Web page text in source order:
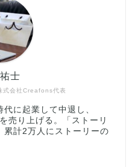
式会社Creafons代表
士
に起業して中退し、
売り上げる。「ストーリ
累計2万人にストーリーの